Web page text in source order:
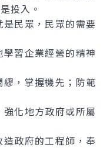
投入。
民眾，民眾的需要
習企業經營的精神
，掌握機先；防範
化地方政府或所屬
政府的工程師，奉